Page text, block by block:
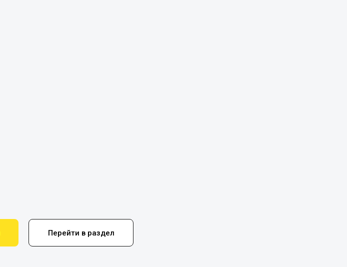
Перейти в раздел